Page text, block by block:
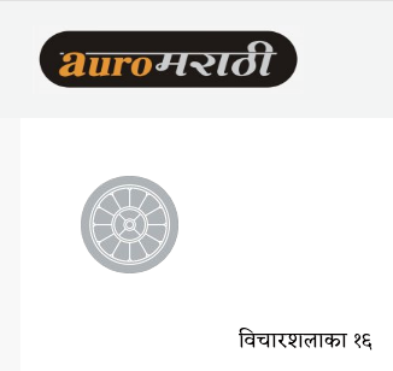
विचारशलाका १६